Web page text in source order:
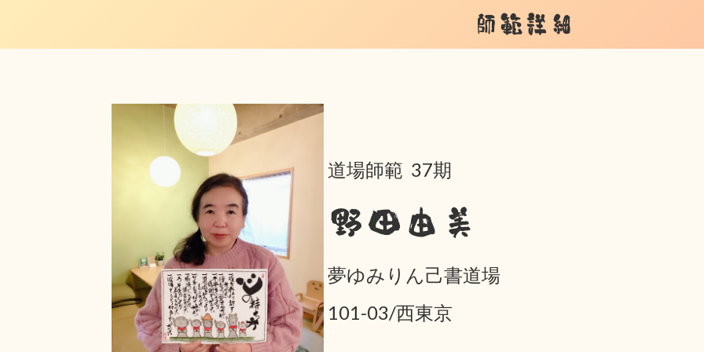
師範詳細
道場師範 37期
野田由美
夢ゆみりん己書道場
101-03/西東京